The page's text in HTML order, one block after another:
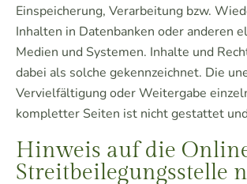
Einspeicherung, Verarbeitung bzw.
Inhalten in Datenbanken oder anderen
Medien und Systemen. Inhalte und
dabei als solche gekennzeichnet. Die
Vervielfältigung oder Weitergabe
kompletter Seiten ist nicht gestattet
Hinweis auf die
Streitbeilegungsstelle